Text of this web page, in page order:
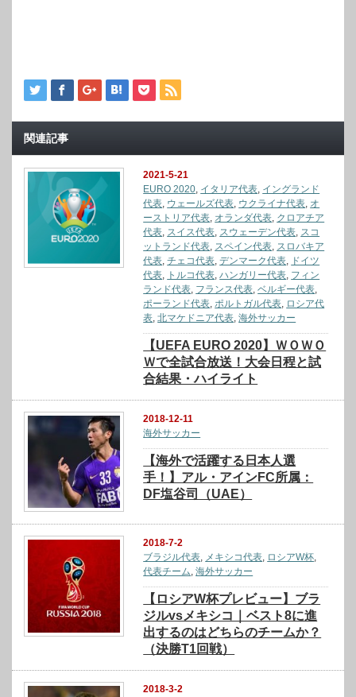
関連記事
2021-5-21
EURO 2020, イタリア代表, イングランド
代表, ウェールズ代表, ウクライナ代表, オ
ーストリア代表, オランダ代表, クロアチア
代表, スイス代表, スウェーデン代表, スコ
ットランド代表, スペイン代表, スロバキア
代表,チェコ代表,デンマーク代表, ドイツ
代表, トルコ代表,ハンガリー代表, フィン
ランド代表, フランス代表,ベルギー代表,
ポーランド代表,ポルトガル代表, ロシア代
表,北マケドニア代表,海外サッカー
【UEFA EURO 2020】ＷＯＷＯ
Ｗで全試合放送！大会日程と試
合結果・ハイライト
2018-12-11
海外サッカー
【海外で活躍する日本人選
手！】アル・アインFC所属：
DF塩谷司（UAE）
2018-7-2
ブラジル代表, メキシコ代表, ロシアW杯,
代表チーム,海外サッカー
【ロシアW杯プレビュー】ブラ
ジルvsメキシコ｜ベスト8に進
出するのはどちらのチームか？
（決勝T1回戦）
2018-3-2